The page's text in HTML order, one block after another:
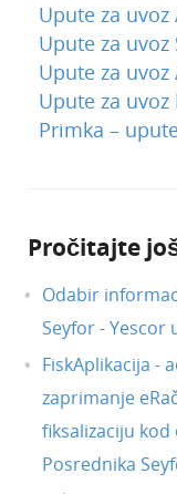
Upute za
Upute za
Upute za
Upute za
Primka –
Pročitajte
Odabir
Seyfor - Yescor
FiskAplikacija -
zaprimanje
fiksalizaciju
Posrednika